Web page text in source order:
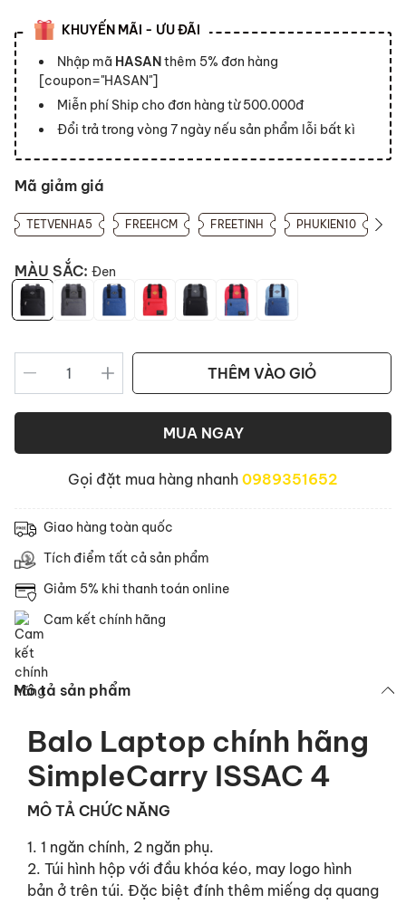
KHUYẾN MÃI - ƯU ĐÃI
Nhập mã HASANthêm 5% đơn hàng
[coupon="HASAN"]
Miễn phí Ship cho đơn hàng từ 500.000đ
Đổi trả trong vòng 7 ngày nếu sản phẩm lỗi bất kì
Mã giảm giá
TETVENHA5 FREEHCM FREETINH PHUKIEN10
MÀU SẮC: Đen
THÊM VÀO GIỎ
MUA NGAY
Gọi đặt mua hàng nhanh 0989351652
Giao hàng toàn quốc
Tích điểm tất cả sản phẩm
Giảm 5% khi thanh toán online
Cam kết chính hãng
Mô tả sản phẩm
Balo Laptop chính hãng
SimpleCarry ISSAC 4
MÔ TẢ CHỨC NĂNG
1. 1 ngăn chính, 2 ngăn phụ.
2. Túi hình hộp với đầu khóa kéo, may logo hình
bản ở trên túi. Đặc biệt đính thêm miếng dạ quang